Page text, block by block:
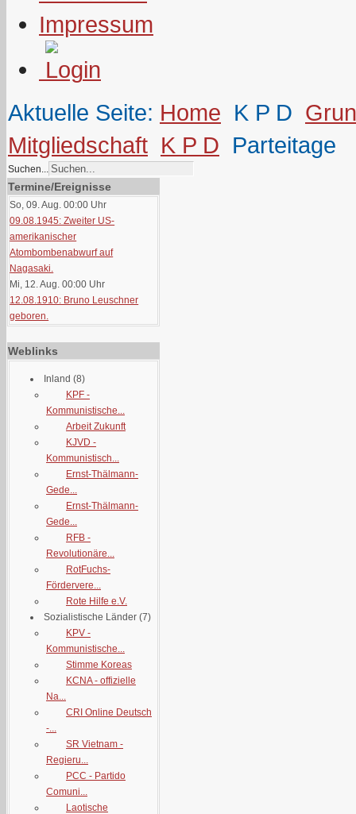
Impressum
Aktuelle Seite: Home K P D
Mitgliedschaft K P D Parteitage
Suchen...
Termine/Ereignisse
So, 09. Aug. 00:00 Uhr
09.08.1945: Zweiter US-
amerikanischer
Atombombenabwurf auf
Nagasaki.
Mi, 12. Aug. 00:00 Uhr
12.08.1910: Bruno Leuschner
geboren.
Weblinks
Inland (8)
KPF -
Kommunistische...
Arbeit Zukunft
KJVD -
Kommunistisch...
Ernst-Thälmann-
Gede...
Ernst-Thälmann-
Gede...
RFB -
Revolutionäre...
RotFuchs-
Fördervere...
Rote Hilfe e.V.
Sozialistische Länder (7)
KPV -
Kommunistische...
Stimme Koreas
KCNA - offizielle
Na...
CRI Online Deutsch
-...
SR Vietnam -
Regieru...
PCC - Partido
Comuni...
Laotische